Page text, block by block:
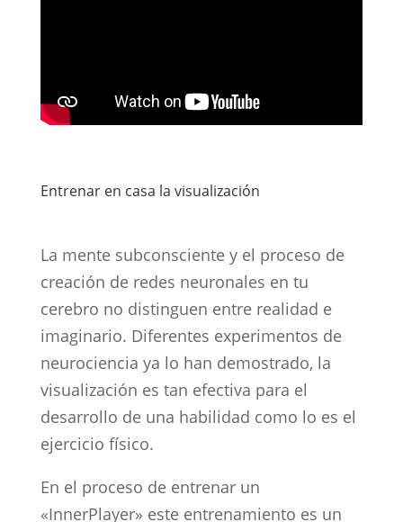
Entrenar en casa la visualización
La mente subconsciente y el proceso de
creación de redes neuronales en tu
cerebro no distinguen entre realidad e
imaginario. Diferentes experimentos de
neurociencia ya lo han demostrado, la
visualización es tan efectiva para el
desarrollo de una habilidad como lo es el
ejercicio físico.
En el proceso de entrenar un
«InnerPlayer» este entrenamiento es un